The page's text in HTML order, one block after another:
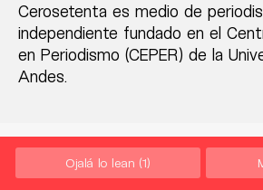
Cerosetenta es medio de
independiente fundado en el
en Periodismo (CEPER) de la
Andes.
Ojalá lo lean (1)